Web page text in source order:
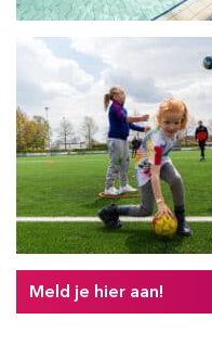
Meld je hier aan!